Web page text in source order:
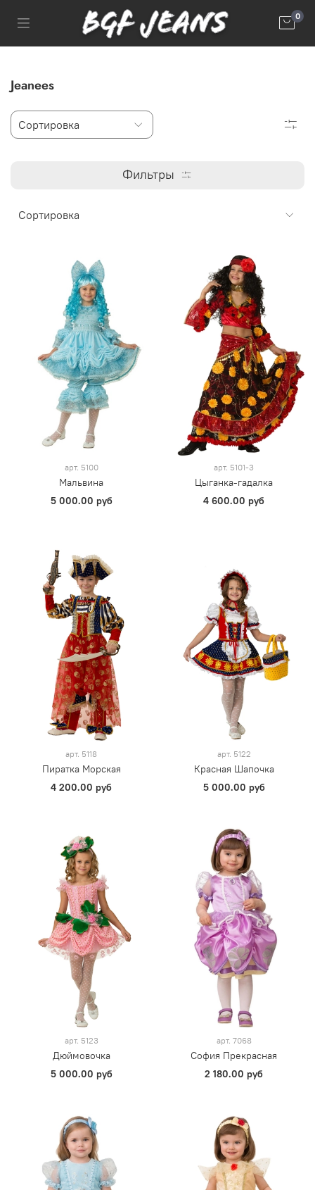
0
Jeanees
Фильтры
арт. 5100
Мальвина
5 000.00 руб
арт. 5101-3
Цыганка-гадалка
4 600.00 руб
арт. 5118
Пиратка Морская
4 200.00 руб
арт. 5122
Красная Шапочка
5 000.00 руб
арт. 5123
Дюймовочка
5 000.00 руб
арт. 7068
София Прекрасная
2 180.00 руб